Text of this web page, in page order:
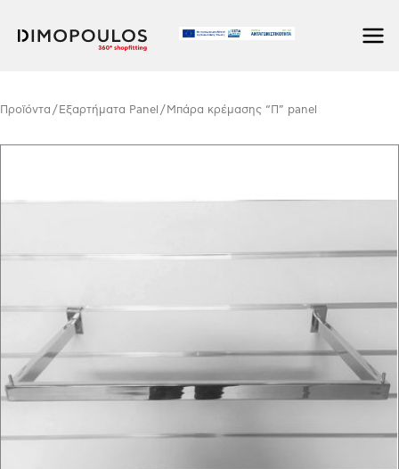
στο
Προϊόντα / Εξαρτήματα Panel / Μπάρα κρέμασης “Π” panel